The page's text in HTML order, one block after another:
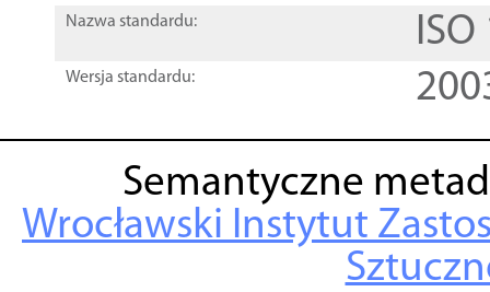
Nazwa standardu:
Wersja standardu:
Semantyczne
Wrocławski Instytut